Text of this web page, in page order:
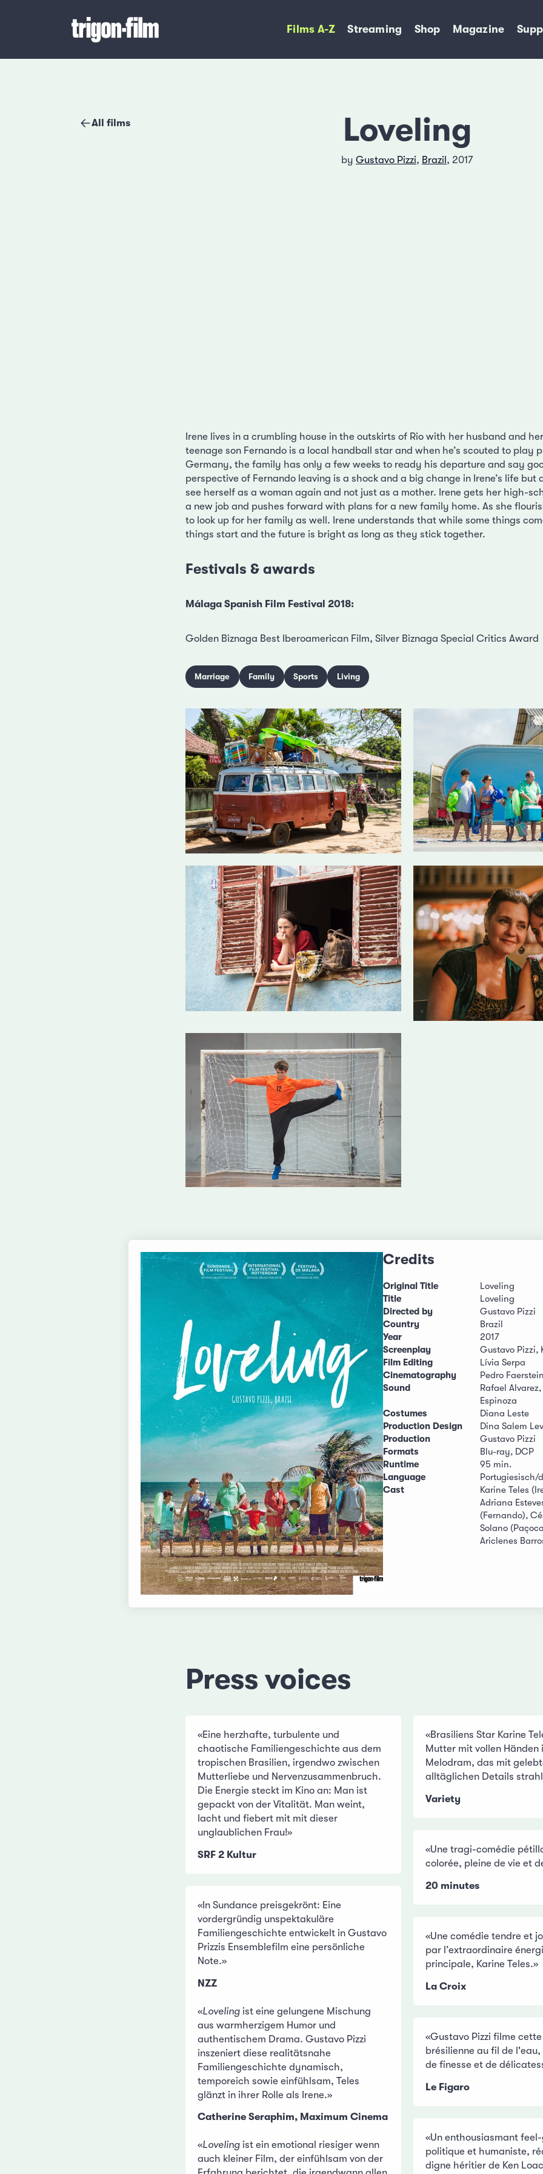
Films A-Z Streaming Shop Magazine
All films Loveling
by Gustavo Pizzi, Brazil, 2017
Irene lives in a crumbling house in the outskirts of Rio with her husband and
teenage son Fernando is a local handball star and when he’s scouted to play
Germany, the family has only a few weeks to ready his departure and say
perspective of Fernando leaving is a shock and a big change in Irene’s life but
see herself as a woman again and not just as a mother. Irene gets her high-
a new job and pushes forward with plans for a new family home. As she
to look up for her family as well. Irene understands that while some things
things start and the future is bright as long as they stick together.
Festivals & awards
Málaga Spanish Film Festival 2018:
Golden Biznaga Best Iberoamerican Film, Silver Biznaga Special Critics Award
Marriage Family Sports Living
Credits
Original Title
Loveling
Title
Loveling
Directed by
Gustavo Pizzi
Country
Brazil
Year
2017
Screenplay
Gustavo Pizzi,
Film Editing
Lívia Serpa
Cinematography
Pedro Faerstein
Sound
Rafael
Espinoza
Costumes
Diana Leste
Production Design
Dina Salem
Production
Gustavo Pizzi
Formats
Blu-ray, DCP
Runtime
95 min.
Language
Portugiesisch/
Cast
Karine Teles
Adriana
(Fernando),
Solano
Ariclenes
Press voices
«Eine herzhafte, turbulente und
chaotische Familiengeschichte aus dem
tropischen Brasilien, irgendwo zwischen
Mutterliebe und Nervenzusammenbruch.
Die Energie steckt im Kino an: Man ist
gepackt von der Vitalität. Man weint,
lacht und fiebert mit mit dieser
unglaublichen Frau!»
SRF 2 Kultur
«In Sundance preisgekrönt: Eine
vordergründig unspektakuläre
Familiengeschichte entwickelt in Gustavo
Prizzis Ensemblefilm eine persönliche
Note.»
NZZ
«Lovelingist eine gelungene Mischung
aus warmherzigem Humor und
authentischem Drama. Gustavo Pizzi
inszeniert diese realitätsnahe
Familiengeschichte dynamisch,
temporeich sowie einfühlsam, Teles
glänzt in ihrer Rolle als Irene.»
Catherine Seraphim, Maximum Cinema
«Lovelingist ein emotional riesiger wenn
auch kleiner Film, der einfühlsam von der
«Brasiliens Star Karine
Mutter mit vollen Händen
Melodram, das mit
alltäglichen Details
Variety
«Une tragi-comédie
colorée, pleine de vie et
20 minutes
«Une comédie tendre et
par l’extraordinaire
principale, Karine Teles.»
La Croix
«Gustavo Pizzi filme
brésilienne au fil de
de finesse et de
Le Figaro
«Un enthousiasmant
politique et humaniste,
digne héritier de Ken